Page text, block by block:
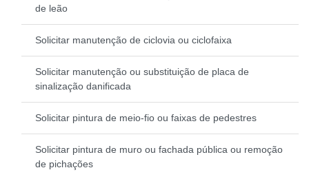
de leão
Solicitar manutenção de ciclovia ou ciclofaixa
Solicitar manutenção ou substituição de placa de
sinalização danificada
Solicitar pintura de meio-fio ou faixas de pedestres
Solicitar pintura de muro ou fachada pública ou remoção
de pichações